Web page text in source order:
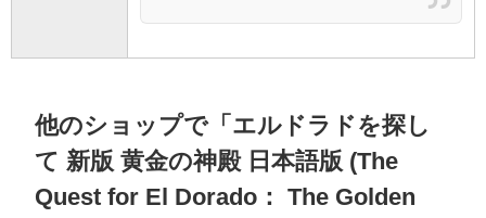
他のショップで「エルドラドを探し
て 新版 黄金の神殿 日本語版 (The
Quest for El Dorado： The Golden